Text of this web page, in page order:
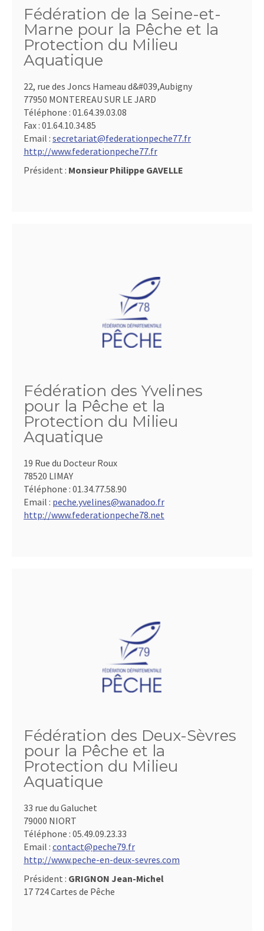
Fédération de la Seine-et-
Marne pour la Pêche et la
Protection du Milieu
Aquatique
22, rue des Joncs Hameau d&#039,Aubigny
77950 MONTEREAU SUR LE JARD
Téléphone : 01.64.39.03.08
Fax : 01.64.10.34.85
Email : secretariat@federationpeche77.fr
http://www.federationpeche77.fr
Président : Monsieur Philippe GAVELLE
Fédération des Yvelines
pour la Pêche et la
Protection du Milieu
Aquatique
19 Rue du Docteur Roux
78520 LIMAY
Téléphone : 01.34.77.58.90
Email : peche.yvelines@wanadoo.fr
http://www.federationpeche78.net
Fédération des Deux-Sèvres
pour la Pêche et la
Protection du Milieu
Aquatique
33 rue du Galuchet
79000 NIORT
Téléphone : 05.49.09.23.33
Email : contact@peche79.fr
http://www.peche-en-deux-sevres.com
Président : GRIGNON Jean-Michel
17 724 Cartes de Pêche